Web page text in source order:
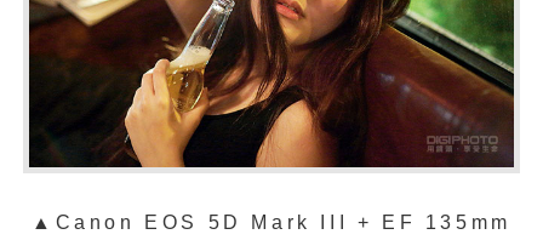
▲Canon EOS 5D Mark III + EF 135mm